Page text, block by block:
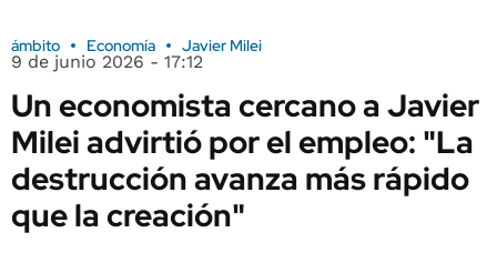
ámbito Economía Javier Milei
9 de junio 2026 - 17:12
Un economista cercano a Javier
Milei advirtió por el empleo: "La
destrucción avanza más rápido
que la creación"